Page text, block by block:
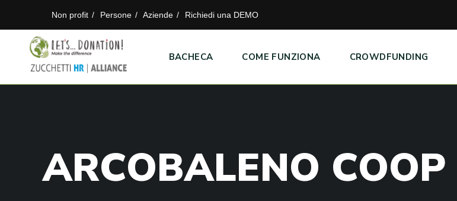
Non profit Persone Aziende Richiedi una DEMO
BACHECA COME FUNZIONA CROWDFUNDING
ARCOBALENO COOP